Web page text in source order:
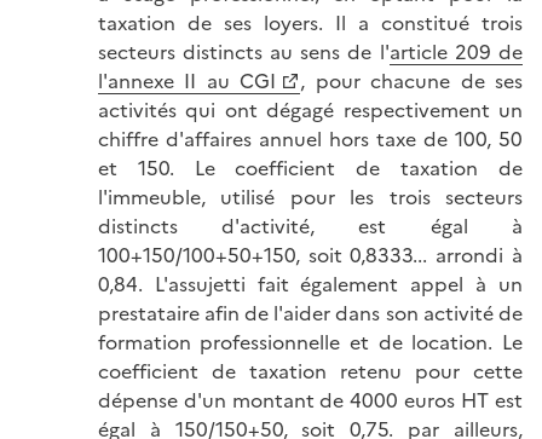
taxation de ses loyers. Il a constitué trois
secteurs distincts au sens de l'article 209 de
l'annexe II au CGI
, pour chacune de ses
activités qui ont dégagé respectivement un
chiffre d'affaires annuel hors taxe de 100, 50
et 150. Le coefficient de taxation de
l'immeuble, utilisé pour les trois secteurs
distincts d'activité, est égal à
100+150/100+50+150, soit 0,8333... arrondi à
0,84. L'assujetti fait également appel à un
prestataire afin de l'aider dans son activité de
formation professionnelle et de location. Le
coefficient de taxation retenu pour cette
dépense d'un montant de 4000 euros HT est
égal à 150/150+50, soit 0,75. par ailleurs,